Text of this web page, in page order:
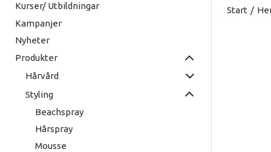
Kurser/ Utbildningar
Kampanjer
Nyheter
Produkter
Hårvård
Styling
Beachspray
Hårspray
Mousse
Start /